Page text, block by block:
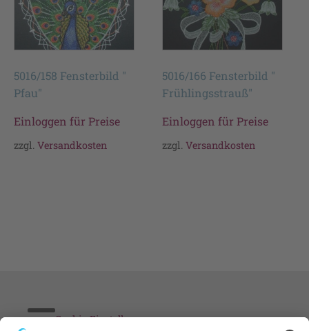
5016/158 Fensterbild "
Pfau"
Einloggen für Preise
zzgl. Versandkosten
5016/166 Fensterbild "
Frühlingsstrauß"
Einloggen für Preise
zzgl.Versandkosten
Cookie-Einstellungen